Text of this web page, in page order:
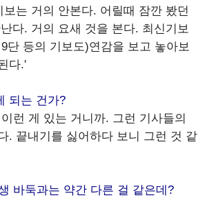
는 거의 안본다. 어릴때 잠깐 봤던
다. 거의 요새 것을 본다. 최신기보
단 등의 기보도)연감을 보고 놓아보
다.'
되는 건가?
런 게 있는 거니까. 그런 기사들의
. 끝내기를 싫어하다 보니 그런 것 같
바둑과는 약간 다른 걸 같은데?